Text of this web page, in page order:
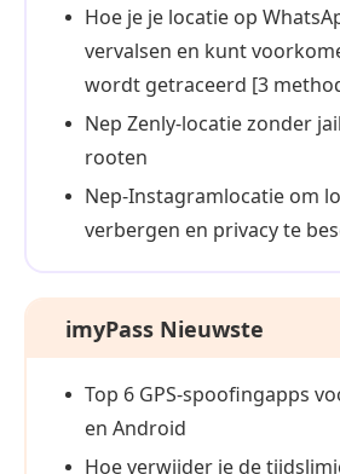
Hoe je je locatie op
vervalsen en kunt
wordt getraceerd [3
Nep Zenly-locatie zonder
rooten
Nep-Instagramlocatie om
verbergen en privacy te
imyPass Nieuwste
Top 6 GPS-spoofingapps
en Android
Hoe verwijder je de